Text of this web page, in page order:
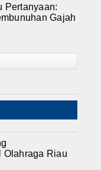
Pertanyaan:
Gajah
Olahraga Riau